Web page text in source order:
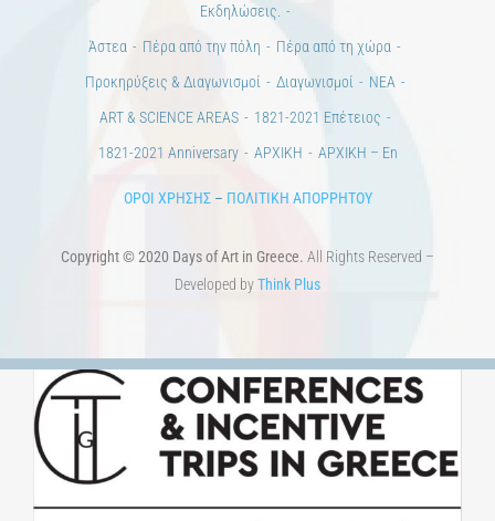
Εκδηλώσεις.
Άστεα
Πέρα από την πόλη
Πέρα από τη χώρα
Προκηρύξεις & Διαγωνισμοί
Διαγωνισμοί
ΝΕΑ
ART & SCIENCE AREAS
1821-2021 Επέτειος
1821-2021 Anniversary
ΑΡΧΙΚΗ ΑΡΧΙΚΗ – En
ΟΡΟΙ ΧΡΗΣΗΣ– ΠΟΛΙΤΙΚΗ ΑΠΟΡΡΗΤΟΥ
Copyright © 2020 Days of Art in Greece. All Rights Reserved –
Developed byThink Plus